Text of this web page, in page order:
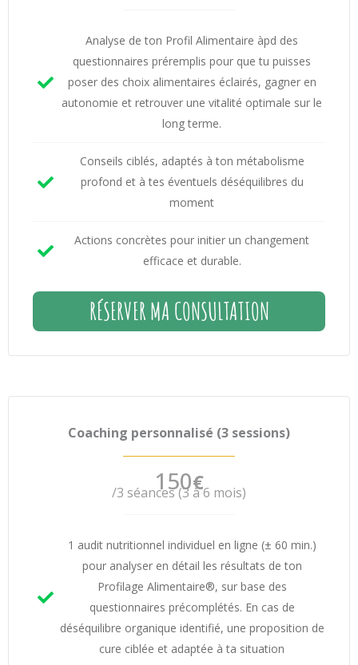
Analyse de ton Profil Alimentaire àpd des
questionnaires préremplis pour que tu puisses
poser des choix alimentaires éclairés, gagner en
autonomie et retrouver une vitalité optimale sur le
long terme.
Conseils ciblés, adaptés à ton métabolisme
profond et à tes éventuels déséquilibres du
moment
Actions concrètes pour initier un changement
efficace et durable.
RÉSERVER MA CONSULTATION
Coaching personnalisé (3 sessions)
150€
/3 séances (3 à 6 mois)
1 audit nutritionnel individuel en ligne (± 60 min.)
pour analyser en détail les résultats de ton
Profilage Alimentaire®, sur base des
questionnaires précomplétés. En cas de
déséquilibre organique identifié, une proposition de
cure ciblée et adaptée à ta situation